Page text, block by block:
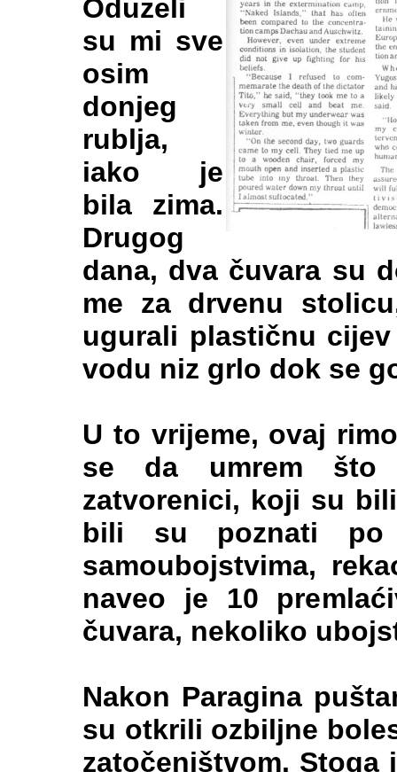
Oduzeli
su mi sve
osim
donjeg
rublja,
iako je
bila zima.
Drugog
dana, dva čuvara su
me za drvenu
ugurali plastičnu
vodu niz grlo dok se
U to vrijeme, ovaj
se da umrem što
zatvorenici, koji su
bili su poznati po
samoubojstvima,
naveo je 10
čuvara, nekoliko
Nakon Paragina
su otkrili ozbiljne
zatočeništvom.